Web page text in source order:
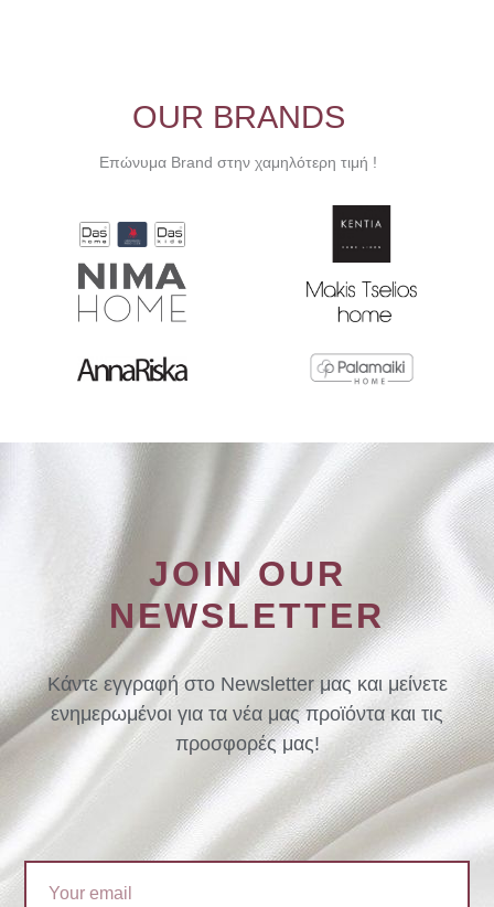
OUR BRANDS
Επώνυμα Brand στην χαμηλότερη τιμή !
JOIN OUR
NEWSLETTER
Κάντε εγγραφή στο Newsletter μας και μείνετε
ενημερωμένοι για τα νέα μας προϊόντα και τις
προσφορές μας!